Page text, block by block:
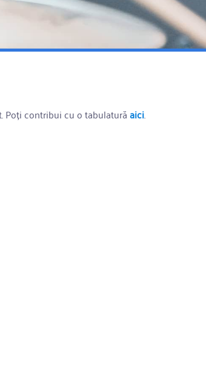
Poți contribui cu o tabulaturăaici.